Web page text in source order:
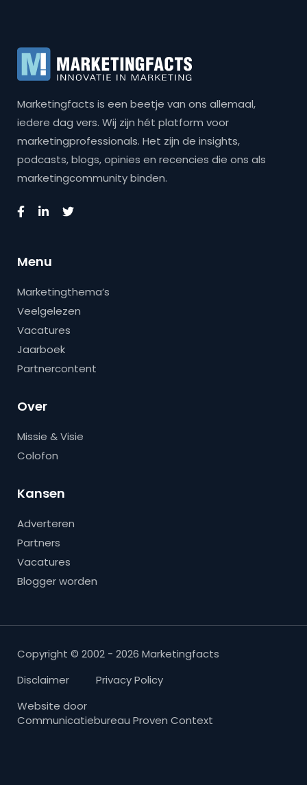
Marketingfacts is een beetje van ons allemaal,
iedere dag vers. Wij zijn hét platform voor
marketingprofessionals. Het zijn de insights,
podcasts, blogs, opinies en recencies die ons als
marketingcommunity binden.
Menu
Marketingthema’s
Veelgelezen
Vacatures
Jaarboek
Partnercontent
Over
Missie & Visie
Colofon
Kansen
Adverteren
Partners
Vacatures
Blogger worden
Copyright © 2002 - 2026 Marketingfacts
Disclaimer
Privacy Policy
Website door
Communicatiebureau Proven Context